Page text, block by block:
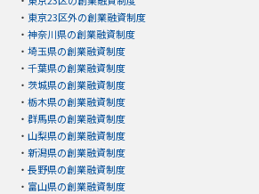
・ 東京23区外の創業融資制度
・ 神奈川県の創業融資制度
・ 埼玉県の創業融資制度
・ 千葉県の創業融資制度
・ 茨城県の創業融資制度
・ 栃木県の創業融資制度
・ 群馬県の創業融資制度
・ 山梨県の創業融資制度
・ 新潟県の創業融資制度
・ 長野県の創業融資制度
・ 富山県の創業融資制度